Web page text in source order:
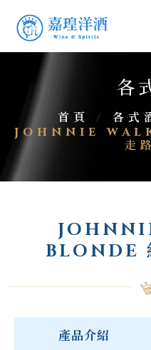
各
首頁 / 各式
JOHNNIE
走
BLONDE
產品介紹